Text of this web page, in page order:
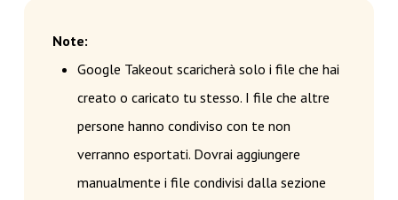
Note:
Google Takeout scaricherà solo i file che hai
creato o caricato tu stesso. I file che altre
persone hanno condiviso con te non
verranno esportati. Dovrai aggiungere
manualmente i file condivisi dalla sezione